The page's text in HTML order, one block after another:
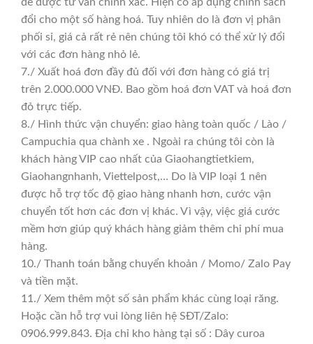
đổi cho một số hàng hoá. Tuy nhiên do là đơn vị phân
phối sỉ, giá cả rất rẻ nên chúng tôi khó có thể xử lý đổi
với các đơn hàng nhỏ lẻ.
7./ Xuất hoá đơn đầy đủ đối với đơn hàng có giá trị
trên 2.000.000 VNĐ. Bao gồm hoá đơn VAT và hoá đơn
đỏ trực tiếp.
8./ Hình thức vận chuyển: giao hàng toàn quốc / Lào /
Campuchia qua chành xe . Ngoài ra chúng tôi còn là
khách hàng VIP cao nhất của Giaohangtietkiem,
Giaohangnhanh, Viettelpost,… Do là VIP loại 1 nên
được hỗ trợ tốc độ giao hàng nhanh hơn, cước vận
chuyển tốt hơn các đơn vị khác. Vì vậy, việc giá cước
mềm hơn giúp quý khách hàng giảm thêm chi phí mua
hàng.
10./ Thanh toán bằng chuyển khoản / Momo/ Zalo Pay
và tiền mặt.
11./ Xem thêm một số sản phẩm khác cùng loại răng.
Hoặc cần hỗ trợ vui lòng liên hệ SĐT/Zalo:
0906.999.843. Địa chỉ kho hàng tại số : Dây curoa